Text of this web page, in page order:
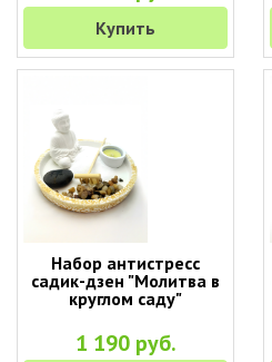
Купить
Набор антистресс
садик-дзен "Молитва в
круглом саду"
1 190 руб.